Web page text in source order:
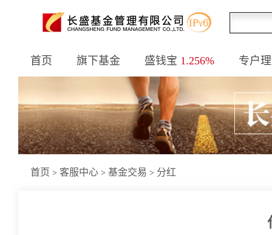
首页 旗下基金 盛钱宝 1.256% 专户
首页 > 客服中心 > 基金交易 > 分红